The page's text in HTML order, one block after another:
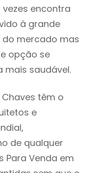
vezes encontra
à grande
mercado mas
opção se
mais saudável.
têm o
e
de qualquer
Para Venda em